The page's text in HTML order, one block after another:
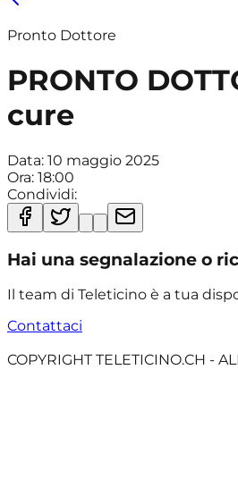
Pronto Dottore
PRONTO
cure
Data: 10 maggio 2025
Ora: 18:00
Condividi:
Hai una segnalazione o
Il team di Teleticino è a tua
Contattaci
COPYRIGHT TELETICINO.CH -